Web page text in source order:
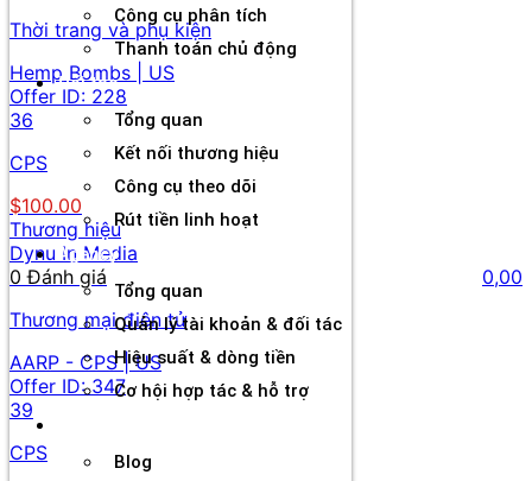
Công cụ phân tích
Thanh toán chủ động
Đối tác
Tổng quan
Kết nối thương hiệu
Công cụ theo dõi
Rút tiền linh hoạt
Agency
Tổng quan
Quản lý tài khoản & đối tác
Hiệu suất & dòng tiền
Cơ hội hợp tác & hỗ trợ
Blog
Thời trang và phụ kiện
Hemp Bombs | US
Offer ID: 228
36
CPS
$100.00
Thương hiệu
Dynu In Media
0 Đánh giá
0,00
Thương mại điện tử
AARP - CPS | US
Offer ID: 347
39
CPS